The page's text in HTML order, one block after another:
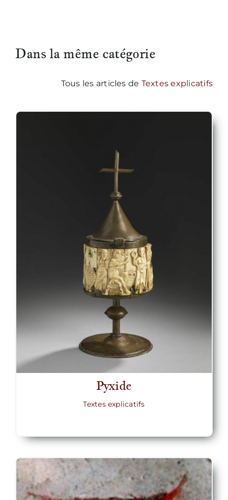
Dans la même catégorie
Tous les articles de Textes explicatifs
Pyxide
Textes explicatifs